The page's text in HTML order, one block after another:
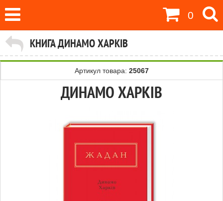
Артикул товара: 25067
ДИНАМО ХАРКІВ
0
КНИГА ДИНАМО ХАРКІВ